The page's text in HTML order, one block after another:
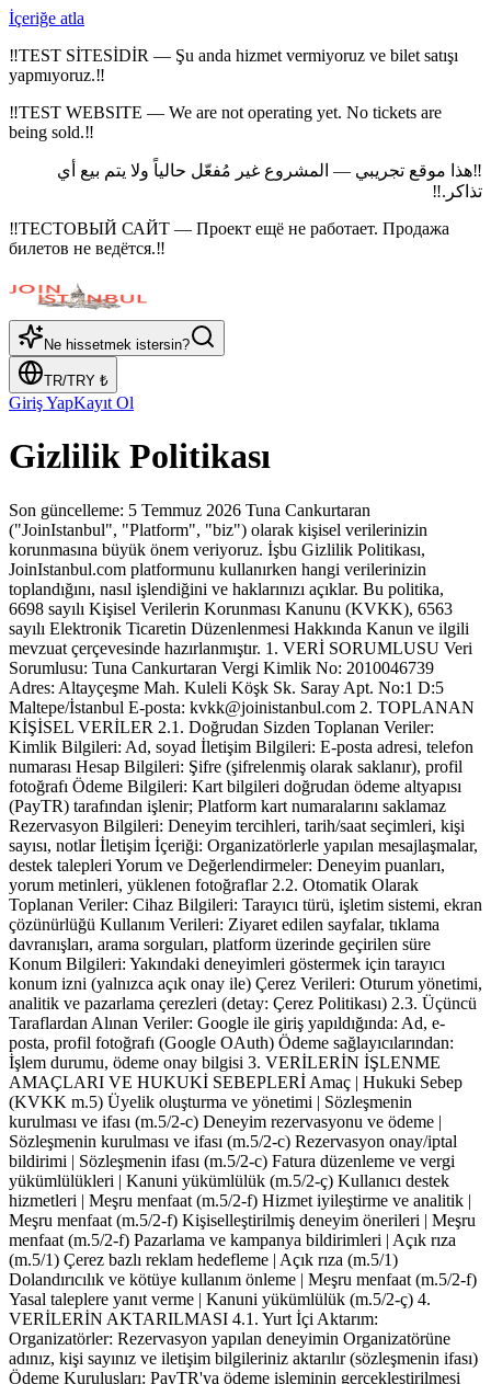
İçeriğe atla
‼TEST SİTESİDİR — Şu anda hizmet vermiyoruz ve bilet satışı
yapmıyoruz.‼
‼TEST WEBSITE — We are not operating yet. No tickets are
being sold.‼
‼هذا موقع تجريبي — المشروع غير مُفعّل حالياً ولا يتم بيع أي
تذاكر.‼
‼ТЕСТОВЫЙ САЙТ — Проект ещё не работает. Продажа
билетов не ведётся.‼
Ne hissetmek istersin?
TR/TRY ₺
Giriş YapKayıt Ol
Gizlilik Politikası
Son güncelleme: 5 Temmuz 2026 Tuna Cankurtaran
("JoinIstanbul", "Platform", "biz") olarak kişisel verilerinizin
korunmasına büyük önem veriyoruz. İşbu Gizlilik Politikası,
JoinIstanbul.com platformunu kullanırken hangi verilerinizin
toplandığını, nasıl işlendiğini ve haklarınızı açıklar. Bu politika,
6698 sayılı Kişisel Verilerin Korunması Kanunu (KVKK), 6563
sayılı Elektronik Ticaretin Düzenlenmesi Hakkında Kanun ve ilgili
mevzuat çerçevesinde hazırlanmıştır. 1. VERİ SORUMLUSU Veri
Sorumlusu: Tuna Cankurtaran Vergi Kimlik No: 2010046739
Adres: Altayçeşme Mah. Kuleli Köşk Sk. Saray Apt. No:1 D:5
Maltepe/İstanbul E-posta: kvkk@joinistanbul.com 2. TOPLANAN
KİŞİSEL VERİLER 2.1. Doğrudan Sizden Toplanan Veriler:
Kimlik Bilgileri: Ad, soyad İletişim Bilgileri: E-posta adresi, telefon
numarası Hesap Bilgileri: Şifre (şifrelenmiş olarak saklanır), profil
fotoğrafı Ödeme Bilgileri: Kart bilgileri doğrudan ödeme altyapısı
(PayTR) tarafından işlenir; Platform kart numaralarını saklamaz
Rezervasyon Bilgileri: Deneyim tercihleri, tarih/saat seçimleri, kişi
sayısı, notlar İletişim İçeriği: Organizatörlerle yapılan mesajlaşmalar,
destek talepleri Yorum ve Değerlendirmeler: Deneyim puanları,
yorum metinleri, yüklenen fotoğraflar 2.2. Otomatik Olarak
Toplanan Veriler: Cihaz Bilgileri: Tarayıcı türü, işletim sistemi, ekran
çözünürlüğü Kullanım Verileri: Ziyaret edilen sayfalar, tıklama
davranışları, arama sorguları, platform üzerinde geçirilen süre
Konum Bilgileri: Yakındaki deneyimleri göstermek için tarayıcı
konum izni (yalnızca açık onay ile) Çerez Verileri: Oturum yönetimi,
analitik ve pazarlama çerezleri (detay: Çerez Politikası) 2.3. Üçüncü
Taraflardan Alınan Veriler: Google ile giriş yapıldığında: Ad, e-
posta, profil fotoğrafı (Google OAuth) Ödeme sağlayıcılarından:
İşlem durumu, ödeme onay bilgisi 3. VERİLERİN İŞLENME
AMAÇLARI VE HUKUKİ SEBEPLERİ Amaç | Hukuki Sebep
(KVKK m.5) Üyelik oluşturma ve yönetimi | Sözleşmenin
kurulması ve ifası (m.5/2-c) Deneyim rezervasyonu ve ödeme |
Sözleşmenin kurulması ve ifası (m.5/2-c) Rezervasyon onay/iptal
bildirimi | Sözleşmenin ifası (m.5/2-c) Fatura düzenleme ve vergi
yükümlülükleri | Kanuni yükümlülük (m.5/2-ç) Kullanıcı destek
hizmetleri | Meşru menfaat (m.5/2-f) Hizmet iyileştirme ve analitik |
Meşru menfaat (m.5/2-f) Kişiselleştirilmiş deneyim önerileri | Meşru
menfaat (m.5/2-f) Pazarlama ve kampanya bildirimleri | Açık rıza
(m.5/1) Çerez bazlı reklam hedefleme | Açık rıza (m.5/1)
Dolandırıcılık ve kötüye kullanım önleme | Meşru menfaat (m.5/2-f)
Yasal taleplere yanıt verme | Kanuni yükümlülük (m.5/2-ç) 4.
VERİLERİN AKTARILMASI 4.1. Yurt İçi Aktarım:
Organizatörler: Rezervasyon yapılan deneyimin Organizatörüne
adınız, kişi sayınız ve iletişim bilgileriniz aktarılır (sözleşmenin ifası)
Ödeme Kuruluşları: PayTR'ya ödeme işleminin gerçekleştirilmesi